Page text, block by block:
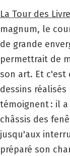
La Tour des
magnum, le
de grande
permettrait de
son art. Et c'est
dessins
témoignent : il
châssis des
jusqu'aux
préparé son